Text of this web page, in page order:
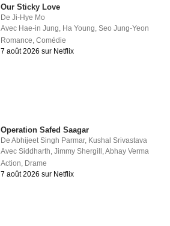
Our Sticky Love
DeJi-Hye Mo
Avec Hae-in Jung, Ha Young,Seo Jung-Yeon
Romance,Comédie
7 août 2026 sur Netflix
Operation Safed Saagar
DeAbhijeet Singh Parmar, Kushal Srivastava
AvecSiddharth ,Jimmy Shergill ,Abhay Verma
Action Drame
7 août 2026 sur Netflix